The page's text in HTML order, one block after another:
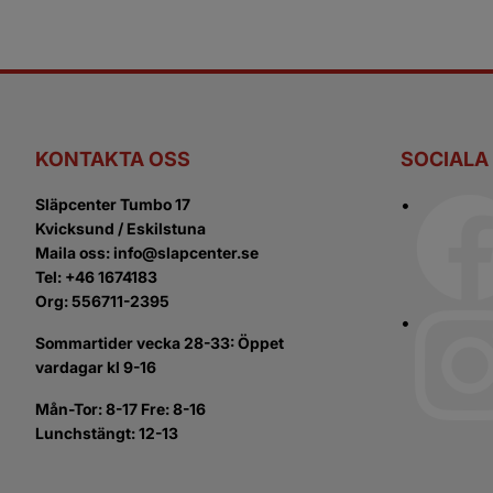
KONTAKTA OSS
Släpcenter Tumbo 17
Kvicksund / Eskilstuna
Maila oss: info@slapcenter.se
Tel: +46 1674183
Org: 556711-2395
Sommartider vecka 28-33: Öppet
vardagar kl 9-16
Mån-Tor: 8-17 Fre: 8-16
Lunchstängt: 12-13
SOCIALA